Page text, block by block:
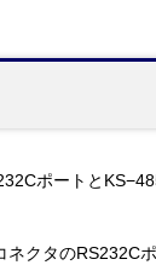
ポートと
ネクタのRS232C